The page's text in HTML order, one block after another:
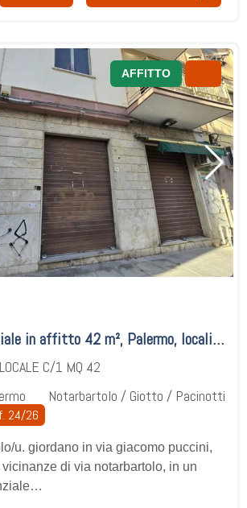
AFFITTO
Locale commerciale in affitto 42 m², Palermo, località Notarbartolo / Giotto / Pacinotti / Terrasanta
C/1 MQ 42
Notarbartolo / Giotto / Pacinotti
24/26
u. giordano in via giacomo puccini,
di via notarbartolo, in un